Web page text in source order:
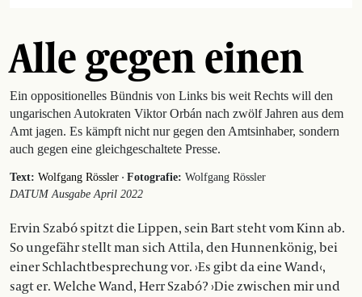
Alle gegen einen
Ein oppositionelles Bündnis von Links bis weit Rechts will den
ungarischen Autokraten Viktor Orbán nach zwölf Jahren aus dem
Amt jagen. Es kämpft nicht nur gegen den Amtsinhaber, sondern
auch gegen eine gleichgeschaltete Presse.
Text: Wolfgang Rössler · Fotografie: Wolfgang Rössler
DATUM Ausgabe April 2022
Ervin Szabó spitzt die Lippen, sein Bart steht vom Kinn ab.
So ungefähr stellt man sich Attila, den Hunnenkönig, bei
einer Schlachtbesprechung vor. ›Es gibt da eine Wand‹,
sagt er. Welche Wand, Herr Szabó? ›Die zwischen mir und